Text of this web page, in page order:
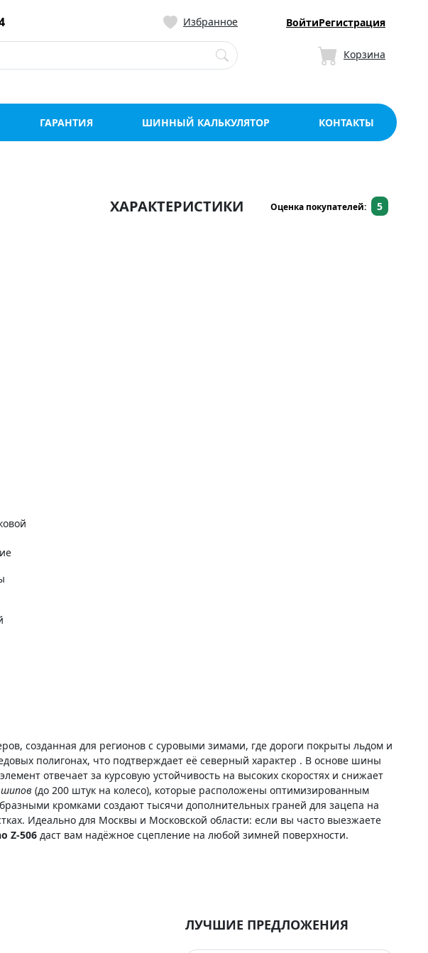
в розницу со склада в
Избранное ВойтиРегистрация
Корзина
ГАРАНТИЯ ШИННЫЙ КАЛЬКУЛЯТОР КОНТАКТЫ
ХАРАКТЕРИСТИКИ Оценка покупателей: 5
созданная для регионов с суровыми зимами, где дороги покрыты льдом и
полигонах, что подтверждает её северный характер . В основе шины
отвечает за курсовую устойчивость на высоких скоростях и снижает
(до 200 штук на колесо), которые расположены оптимизированным
кромками создают тысячи дополнительных граней для зацепа на
Идеально для Москвы и Московской области: если вы часто выезжаете
Z-506 даст вам надёжное сцепление на любой зимней поверхности.
ЛУЧШИЕ ПРЕДЛОЖЕНИЯ